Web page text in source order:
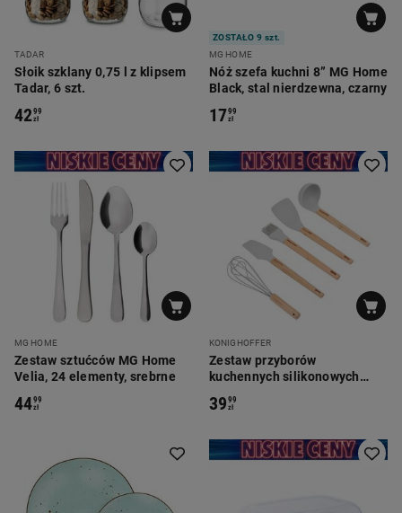
TADAR
Słoik szklany 0,75 l z klipsem
Tadar, 6 szt.
4299
zł
ZOSTAŁO 9 szt.
MG HOME
Nóż szefa kuchni 8” MG Home
Black, stal nierdzewna, czarny
1799
zł
MG HOME
Zestaw sztućców MG Home
Velia, 24 elementy, srebrne
4499
zł
KONIGHOFFER
Zestaw przyborów
kuchennych silikonowych
elementów
3999
zł